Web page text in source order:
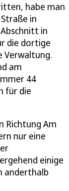
habe man
in
in
die dortige
Verwaltung.
am
44
für die
Richtung Am
nur eine
einige
anderthalb